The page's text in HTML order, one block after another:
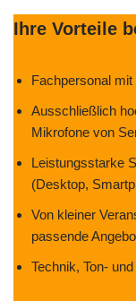
Ihre Vorteile
Fachpersonal
Ausschließlich
Mikrofone von
Leistungsstarke
(Desktop,
Von kleiner
passende
Technik, Ton-